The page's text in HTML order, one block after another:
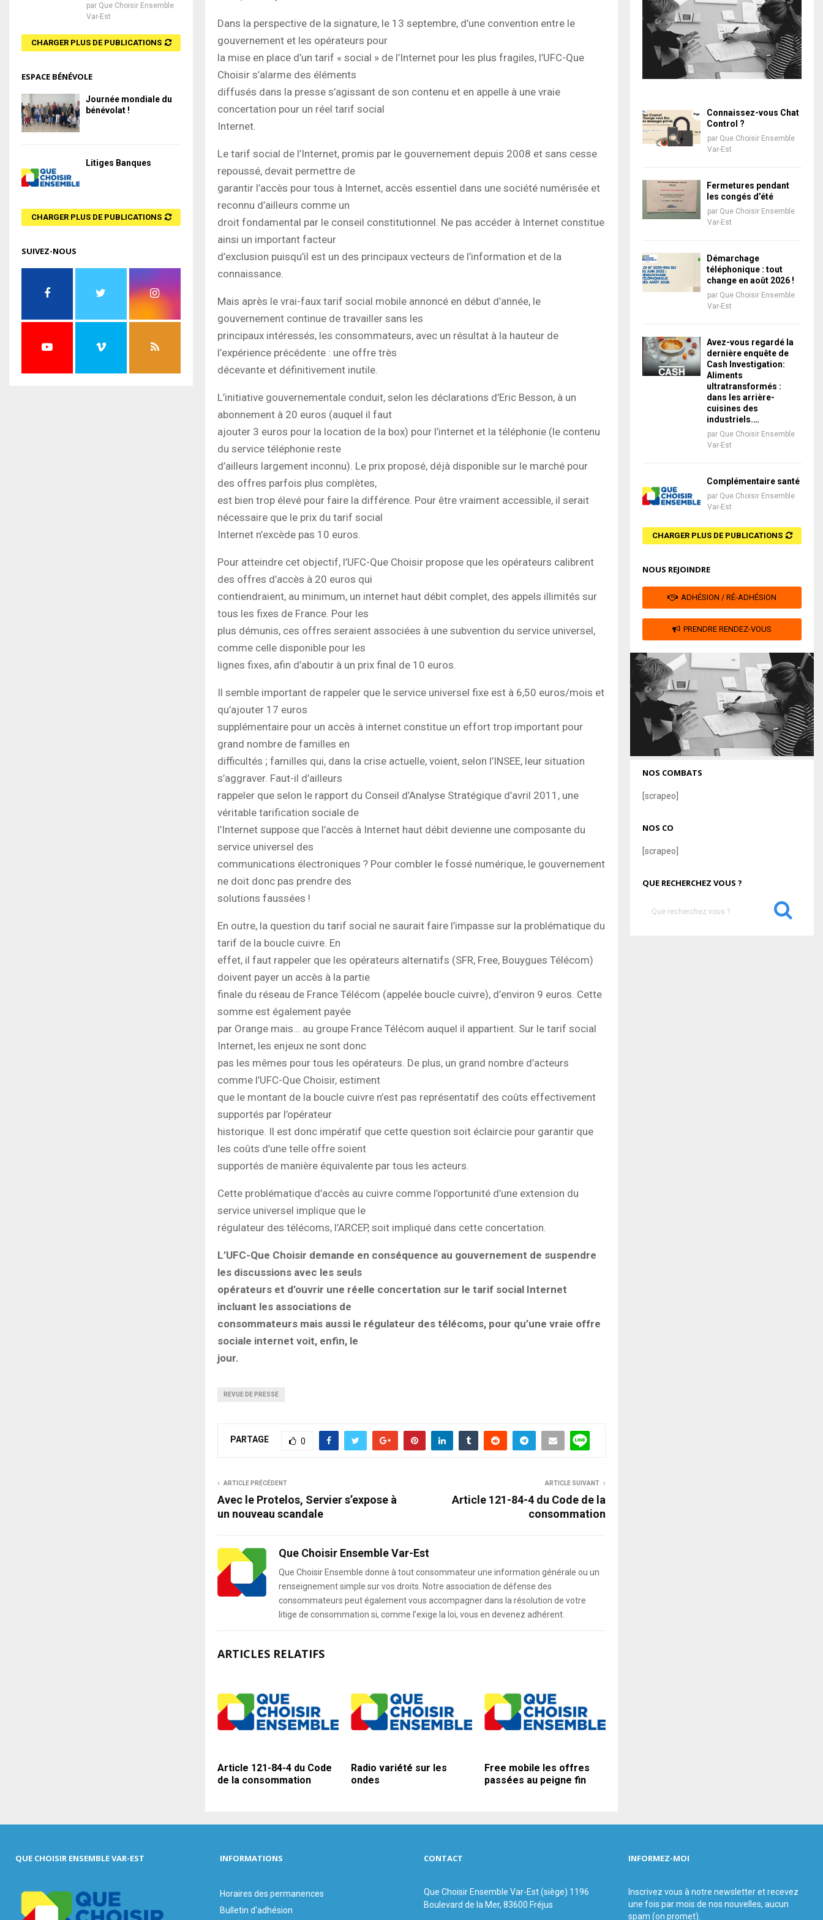
Dans la perspective de la signature, le 13 septembre, d’une convention entre le
gouvernement et les opérateurs pour
la mise en place d’un tarif « social » de l’Internet pour les plus fragiles, l’UFC-Que
Choisir s’alarme des éléments
diffusés dans la presse s’agissant de son contenu et en appelle à une vraie
concertation pour un réel tarif social
Internet.
Le tarif social de l’Internet, promis par le gouvernement depuis 2008 et sans cesse
repoussé, devait permettre de
garantir l’accès pour tous à Internet, accès essentiel dans une société numérisée et
reconnu d’ailleurs comme un
droit fondamental par le conseil constitutionnel. Ne pas accéder à Internet constitue
ainsi un important facteur
d’exclusion puisqu’il est un des principaux vecteurs de l’information et de la
connaissance.
Mais après le vrai-faux tarif social mobile annoncé en début d’année, le
gouvernement continue de travailler sans les
principaux intéressés, les consommateurs, avec un résultat à la hauteur de
l’expérience précédente : une offre très
décevante et définitivement inutile.
L’initiative gouvernementale conduit, selon les déclarations d’Eric Besson, à un
abonnement à 20 euros (auquel il faut
ajouter 3 euros pour la location de la box) pour l’internet et la téléphonie (le contenu
du service téléphonie reste
d’ailleurs largement inconnu). Le prix proposé, déjà disponible sur le marché pour
des offres parfois plus complètes,
est bien trop élevé pour faire la différence. Pour être vraiment accessible, il serait
nécessaire que le prix du tarif social
Internet n’excède pas 10 euros.
Pour atteindre cet objectif, l’UFC-Que Choisir propose que les opérateurs calibrent
des offres d’accès à 20 euros qui
contiendraient, au minimum, un internet haut débit complet, des appels illimités sur
tous les fixes de France. Pour les
plus démunis, ces offres seraient associées à une subvention du service universel,
comme celle disponible pour les
lignes fixes, afin d’aboutir à un prix final de 10 euros.
Il semble important de rappeler que le service universel fixe est à 6,50 euros/mois et
qu’ajouter 17 euros
supplémentaire pour un accès à internet constitue un effort trop important pour
grand nombre de familles en
difficultés ; familles qui, dans la crise actuelle, voient, selon l’INSEE, leur situation
s’aggraver. Faut-il d’ailleurs
rappeler que selon le rapport du Conseil d’Analyse Stratégique d’avril 2011, une
véritable tarification sociale de
l’Internet suppose que l’accès à Internet haut débit devienne une composante du
service universel des
communications électroniques ? Pour combler le fossé numérique, le gouvernement
ne doit donc pas prendre des
solutions faussées !
En outre, la question du tarif social ne saurait faire l’impasse sur la problématique du
tarif de la boucle cuivre. En
effet, il faut rappeler que les opérateurs alternatifs (SFR, Free, Bouygues Télécom)
doivent payer un accès à la partie
finale du réseau de France Télécom (appelée boucle cuivre), d’environ 9 euros. Cette
somme est également payée
par Orange mais… au groupe France Télécom auquel il appartient. Sur le tarif social
Internet, les enjeux ne sont donc
pas les mêmes pour tous les opérateurs. De plus, un grand nombre d’acteurs
comme l’UFC-Que Choisir, estiment
que le montant de la boucle cuivre n’est pas représentatif des coûts effectivement
supportés par l’opérateur
historique. Il est donc impératif que cette question soit éclaircie pour garantir que
les coûts d’une telle offre soient
supportés de manière équivalente par tous les acteurs.
Cette problématique d’accès au cuivre comme l’opportunité d’une extension du
service universel implique que le
régulateur des télécoms, l’ARCEP, soit impliqué dans cette concertation.
L’UFC-Que Choisir demande en conséquence au gouvernement de suspendre
les discussions avec les seuls
opérateurs et d’ouvrir une réelle concertation sur le tarif social Internet
incluant les associations de
consommateurs mais aussi le régulateur des télécoms, pour qu’une vraie offre
sociale internet voit, enfin, le
jour.
REVUE DE PRESSE
PARTAGE 0
ARTICLE PRÉCÉDENT
Avec le Protelos, Servier s’expose à
un nouveau scandale
ARTICLE SUIVANT
Article 121-84-4 du Code de la
consommation
Que Choisir Ensemble Var-Est
Que Choisir Ensemble donne à tout consommateur une information générale ou un
renseignement simple sur vos droits. Notre association de défense des
consommateurs peut également vous accompagner dans la résolution de votre
litige de consommation si, comme l’exige la loi, vous en devenez adhérent.
ARTICLES RELATIFS
Article 121-84-4 du Code
de la consommation
Radio variété sur les
ondes
Free mobile les offres
passées au peigne fin
par Que Choisir Ensemble
Var-Est
CHARGER PLUS DE PUBLICATIONS
ESPACE BÉNÉVOLE
Journée mondiale du
bénévolat !
Litiges Banques
CHARGER PLUS DE PUBLICATIONS
SUIVEZ-NOUS
Connaissez-vous Chat
Control ?
par Que Choisir Ensemble
Var-Est
Fermetures pendant
les congés d’été
par Que Choisir Ensemble
Var-Est
Démarchage
téléphonique : tout
change en août 2026 !
par Que Choisir Ensemble
Var-Est
Avez-vous regardé la
dernière enquête de
Cash Investigation:
Aliments
ultratransformés :
dans les arrière-
cuisines des
industriels.…
par Que Choisir Ensemble
Var-Est
Complémentaire santé
par Que Choisir Ensemble
Var-Est
CHARGER PLUS DE PUBLICATIONS
NOUS REJOINDRE
ADHÉSION / RÉ-ADHÉSION
PRENDRE RENDEZ-VOUS
NOS COMBATS
[scrapeo]
NOS CO
[scrapeo]
QUE RECHERCHEZ VOUS ?
QUE CHOISIR ENSEMBLE VAR-EST INFORMATIONS
Horaires des permanences
Bulletin d'adhésion
CONTACT
Que Choisir Ensemble Var-Est (siège) 1196
Boulevard de la Mer, 83600 Fréjus
INFORMEZ-MOI
Inscrivez vous à notre newsletter et recevez
une fois par mois de nos nouvelles, aucun
spam (on promet).